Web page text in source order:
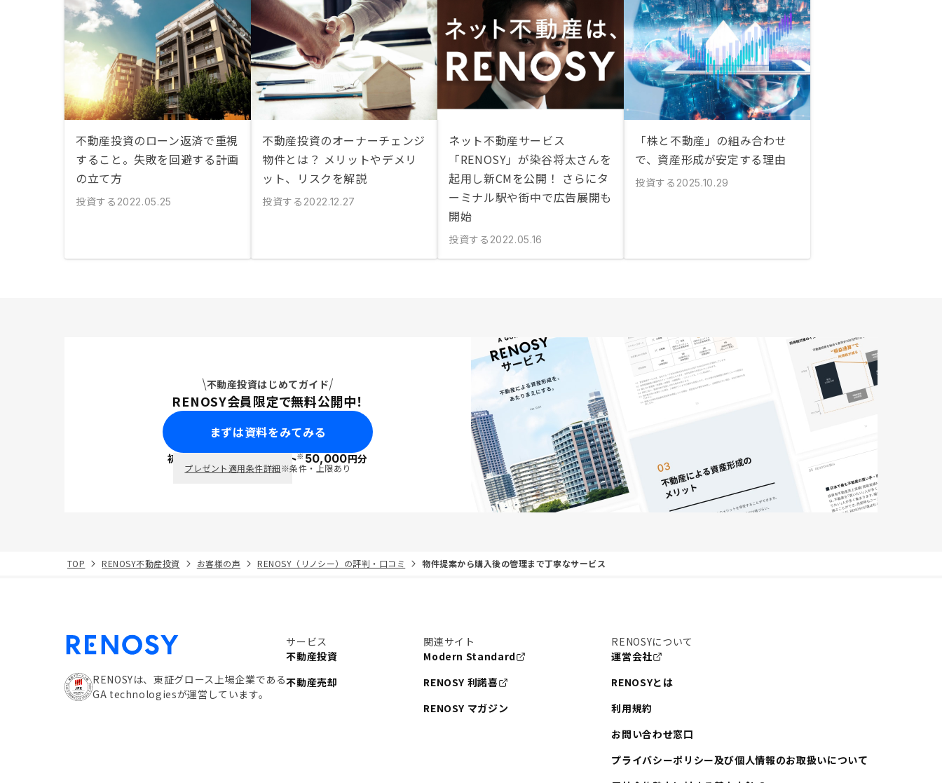
不動産投資のローン返済で重視
すること。失敗を回避する計画
の立て方
投資する 2022.05.25
不動産投資のオーナーチェンジ
物件とは？ メリットやデメリ
ット、リスクを解説
投資する 2022.12.27
ネット不動産サービス
「RENOSY」が染谷将太さんを
起用し新CMを公開！ さらにタ
ーミナル駅や街中で広告展開も
開始
投資する 2022.05.16
「株と不動産」の組み合わせ
で、資産形成が安定する理由
投資する 2025.10.29
不動産投資はじめてガイド
RENOSY会員限定で無料公開中！
まずは資料をみてみる
初回面談で ポイント※50,000円分
プレゼント適用条件詳細※条件・上限あり
TOP RENOSY不動産投資 お客様の声 RENOSY（リノシー）の評判・口コミ 物件提案から購入後の管理まで丁寧なサービス
RENOSYは、東証グロース上場企業である
GA technologiesが運営しています。
サービス
不動産投資
不動産売却
関連サイト
Modern Standard
RENOSY 利諾喜
RENOSY マガジン
RENOSYについて
運営会社
RENOSYとは
利用規約
お問い合わせ窓口
プライバシーポリシー及び個人情報のお取扱いについて